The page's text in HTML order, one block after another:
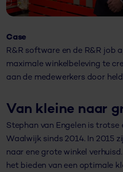
Case
R&R software en de R&R job
maximale winkelbeleving te
aan de medewerkers door
Van kleine naar
Stephan van Engelen is trotse
Waalwijk sinds 2014. In 2015
naar ene grote winkel
het bieden van een optimale